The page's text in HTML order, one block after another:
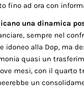
fino ad ora con
una dinamica
sempre nel
alla Dop, ma
quasi un
mesi, con il quarto
un